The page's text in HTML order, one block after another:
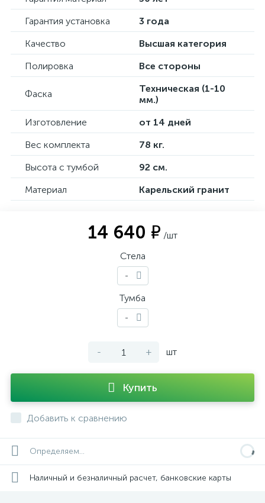
Гарантия установка
3 года
Качество
Высшая категория
Полировка
Все стороны
Фаска
Техническая (1-10
мм.)
Изготовление
от 14 дней
Вес комплекта
78 кг.
Высота с тумбой
92 см.
Материал
Карельский гранит
14 640 ₽ /шт
Стела
-
Тумба
-
- + шт
Купить
Добавить к сравнению
Определяем...
Наличный и безналичный расчет, банковские карты